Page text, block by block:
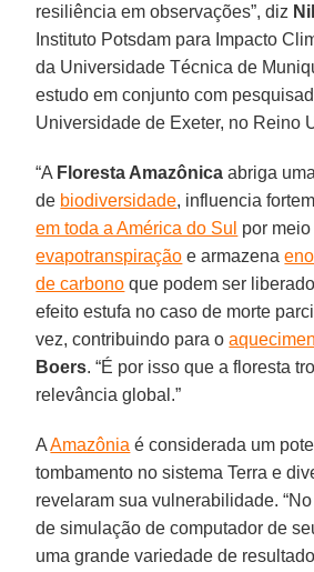
resiliência em observações”, diz
Instituto Potsdam para Impacto
da Universidade Técnica de
estudo em conjunto com
Universidade de Exeter, no Reino
“A Floresta Amazônica abriga
de biodiversidade, influencia
em toda a América do Sul por
evapotranspiração e armazena
de carbono que podem ser
efeito estufa no caso de morte
vez, contribuindo para o
Boers. “É por isso que a floresta
relevância global.”
AAmazônia é considerada um
tombamento no sistema Terra e
revelaram sua vulnerabilidade.
de simulação de computador de
uma grande variedade de